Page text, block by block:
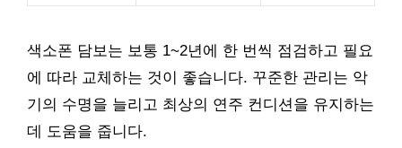
색소폰 담보는 보통 1~2년에 한 번씩 점검하고 필요
에 따라 교체하는 것이 좋습니다. 꾸준한 관리는 악
기의 수명을 늘리고 최상의 연주 컨디션을 유지하는
데 도움을 줍니다.